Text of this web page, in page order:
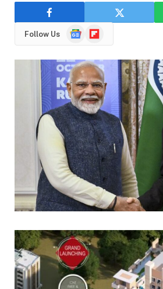
Follow Us
GoogleFlipboard